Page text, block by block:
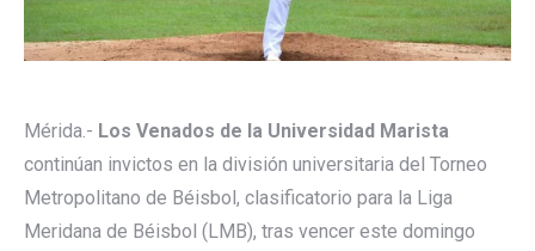
Mérida.- Los Venados de la Universidad Marista
continúan invictos en la división universitaria del Torneo
Metropolitano de Béisbol, clasificatorio para la Liga
Meridana de Béisbol (LMB), tras vencer este domingo